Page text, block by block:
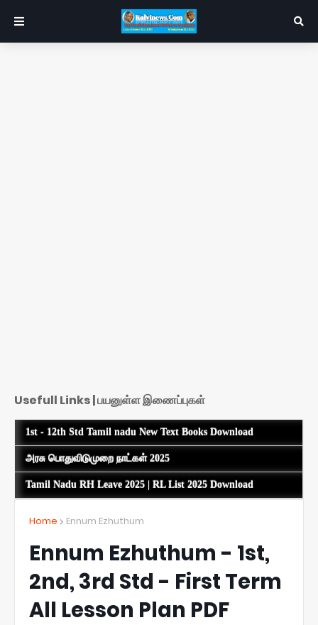
Usefull Links | பயனுள்ள இணைப்புகள்
1st - 12th Std Tamil nadu New Text Books Download
அரசு பொதுவிடுமுறை நாட்கள் 2025
Tamil Nadu RH Leave 2025 | RL List 2025 Download
Home Ennum Ezhuthum
Ennum Ezhuthum - 1st,
2nd, 3rd Std - First Term
All Lesson Plan PDF